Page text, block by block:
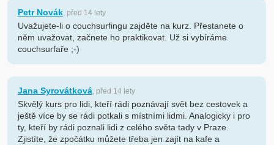
Petr Novák, před 14 lety
Uvažujete-li o couchsurfingu zajděte na kurz. Přestanete o
něm uvažovat, začnete ho praktikovat. Už si vybíráme
couchsurfaře ;-)
Jana Syrovátková, před 14 lety
Skvělý kurs pro lidi, kteří rádi poznávají svět bez cestovek a
ještě více by se rádi potkali s místními lidmi. Analogicky i pro
ty, kteří by rádi poznali lidi z celého světa tady v Praze.
Zjistíte, že zpočátku můžete třeba jen zajít na kafe a